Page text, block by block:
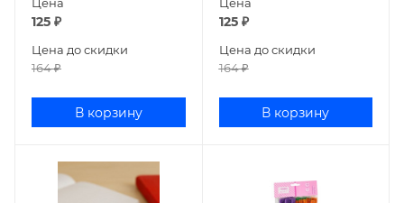
125 ₽
Цена до скидки
164₽
В корзину
125₽
Цена до скидки
164₽
В корзину